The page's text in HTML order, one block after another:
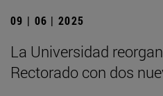
09 | 06 | 2025
La Universidad
Rectorado con dos